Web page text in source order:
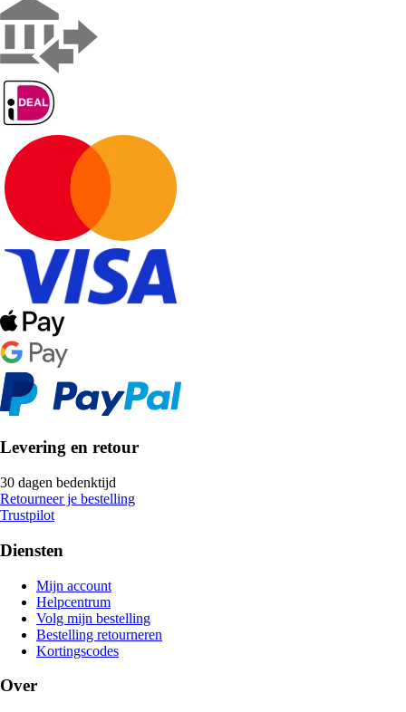
Levering en retour
30 dagen bedenktijd
Retourneer je bestelling
Trustpilot
Diensten
Mijn account
Helpcentrum
Volg mijn bestelling
Bestelling retourneren
Kortingscodes
Over